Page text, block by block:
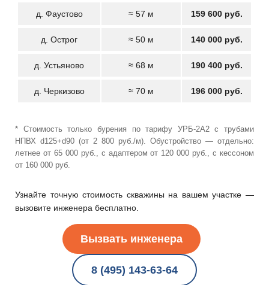
д. Фаустово ≈ 57 м 159 600 руб.
д. Острог ≈ 50 м 140 000 руб.
д. Устьяново ≈ 68 м 190 400 руб.
д. Черкизово ≈ 70 м 196 000 руб.
* Стоимость только бурения по тарифу УРБ-2А2 с трубами
НПВХ d125+d90 (от 2 800 руб./м). Обустройство — отдельно:
летнее от 65 000 руб., с адаптером от 120 000 руб., с кессоном
от 160 000 руб.
Узнайте точную стоимость скважины на вашем участке —
вызовите инженера бесплатно.
Вызвать инженера
8 (495) 143-63-64